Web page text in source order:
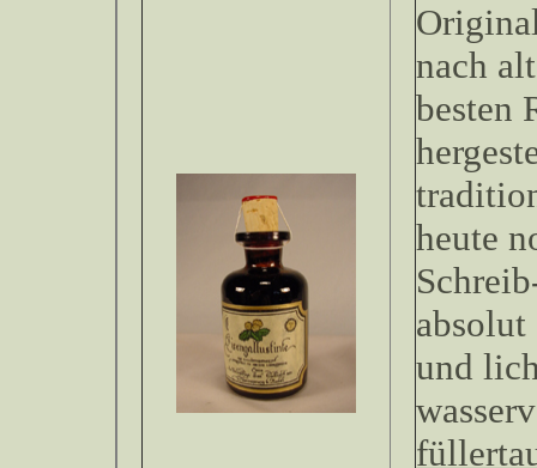
nach
besten
heute
absolut
und